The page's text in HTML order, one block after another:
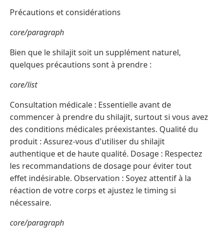
Précautions et considérations
core/paragraph
Bien que le shilajit soit un supplément naturel,
quelques précautions sont à prendre :
core/list
Consultation médicale : Essentielle avant de
commencer à prendre du shilajit, surtout si vous avez
des conditions médicales préexistantes. Qualité du
produit : Assurez-vous d'utiliser du shilajit
authentique et de haute qualité. Dosage : Respectez
les recommandations de dosage pour éviter tout
effet indésirable. Observation : Soyez attentif à la
réaction de votre corps et ajustez le timing si
nécessaire.
core/paragraph